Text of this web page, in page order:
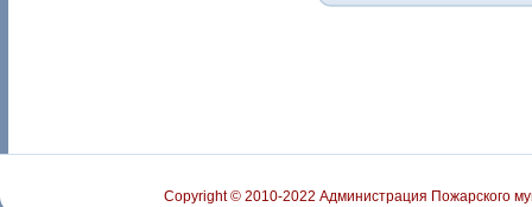
Copyright © 2010-2022 Администрация Пожарского